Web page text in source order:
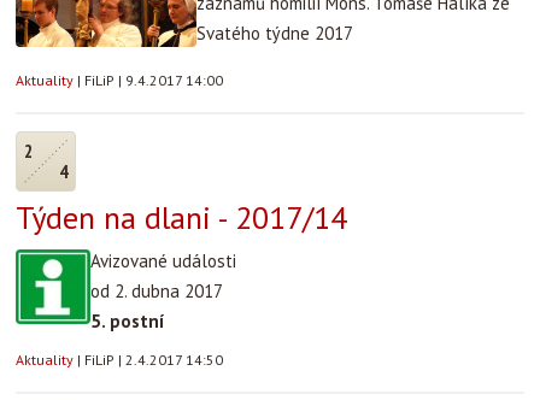
Svatého týdne 2017
Aktuality | FiLiP | 9.4.2017 14:00
2
4
Týden na dlani - 2017/14
Avizované události
od 2. dubna 2017
5. postní
Aktuality | FiLiP | 2.4.2017 14:50